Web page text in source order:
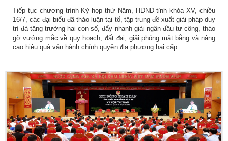
Tiếp tục chương trình Kỳ họp thứ Năm, HĐND tỉnh khóa XV, chiều
16/7, các đại biểu đã thảo luận tại tổ, tập trung đề xuất giải pháp duy
trì đà tăng trưởng hai con số, đẩy nhanh giải ngân đầu tư công, tháo
gỡ vướng mắc về quy hoạch, đất đai, giải phóng mặt bằng và nâng
cao hiệu quả vận hành chính quyền địa phương hai cấp.